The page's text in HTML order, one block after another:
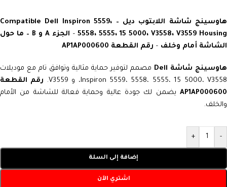
هاوسينج شاشة اللابتوب ديل – Compatible Dell Inspiron 5559،
5558، 5555، 15 5000، V3558، V3559 Housing–
الجزء A و B – ما حول
الشاشة أمام وخلف – رقم القطعة AP1AP000600
هاوسينج شاشة Dell
مصمم لتوفير حماية مثالية وتوافق تام مع موديلات
Inspiron 5559، 5558، 5555، 15 5000، V3558، و V3559.
رقم القطعة
AP1AP000600 يضمن لك جودة عالية وحماية فعالة للشاشة من الأمام
والخلف.
-
+
إضافة إلى السلة
اشتري الآن